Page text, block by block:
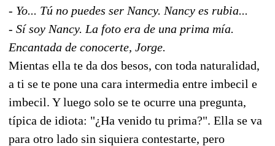
- Yo... Tú no puedes ser Nancy. Nancy es rubia...
- Sí soy Nancy. La foto era de una prima mía.
Encantada de conocerte, Jorge.
Mientas ella te da dos besos, con toda naturalidad,
a ti se te pone una cara intermedia entre imbecil e
imbecil. Y luego solo se te ocurre una pregunta,
típica de idiota: "¿Ha venido tu prima?". Ella se va
para otro lado sin siquiera contestarte, pero